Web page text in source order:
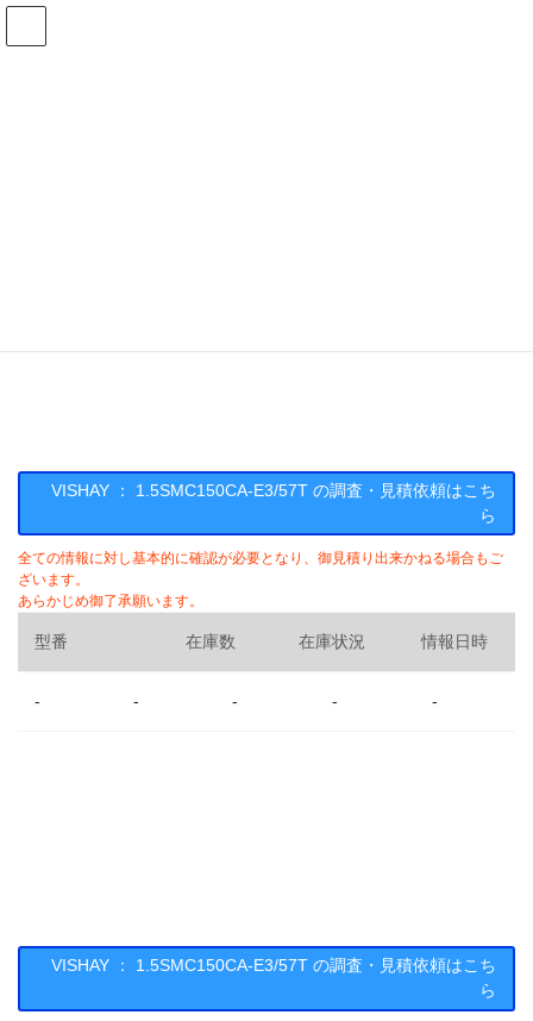
コ
ナ
VISHAY ： 1.5SMC150CA-E3/57T の調査・見積依頼はこち
ら
全ての情報に対し基本的に確認が必要となり、御見積り出来かねる場合もご
ざいます。
あらかじめ御了承願います。
型番 在庫数 在庫状況 情報日時
- - - - -
VISHAY ： 1.5SMC150CA-E3/57T の調査・見積依頼はこち
ら